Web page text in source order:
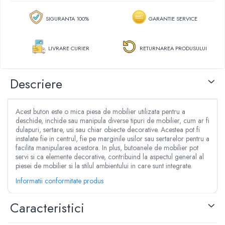
Razatoare fructe & legume
Tocatoare furaje & siscornite
Motocoase
Motocoase 2 timpi
Accesorii si piese motocoase si trimmere
Minitractoare
Accesorii pentru minitractoare
Pompe si sisteme de irigat
Pompe submersibile apa curata
Pompe submersibile apa murdara
Pompe suprafata
Hidrofoare
Motopompe
Furtun gradina
Lampi de instalator
Aparate de taiere cu plasma
Compresoare aer
Pistoale impact pneumatice
Pistoale vopsit pneumatice
Pistoale umflat pneumatice
Cuple aer comprimat
Furtune aer comprimat
Pistoale cu manometru
Unelte si scule de mana
Surubelnite
Ciocane si baroase
Aeroterme gaz
Incalzitoare radiante/panouri
Plase geotextil
Plase protectie animale & insecte
Prelate
Roti carucioare & platforme
SIGURANTA 100% GARANTIE SERVICE
LIVRARE CURIER RETURNAREA PRODUSULUI
Descriere
Acest buton este o mica piesa de mobilier utilizata pentru a
deschide, inchide sau manipula diverse tipuri de mobilier, cum ar fi
dulapuri, sertare, usi sau chiar obiecte decorative. Acestea pot fi
instalate fie in centrul, fie pe marginile usilor sau sertarelor pentru a
facilita manipularea acestora. In plus, butoanele de mobilier pot
servi si ca elemente decorative, contribuind la aspectul general al
piesei de mobilier si la stilul ambientului in care sunt integrate.
Informatii conformitate produs
Caracteristici